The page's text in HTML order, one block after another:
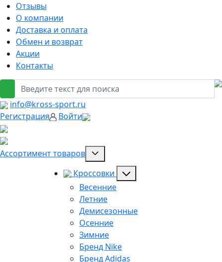
Отзывы
О компании
Доставка и оплата
Обмен и возврат
Акции
Контакты
info@kross-sport.ru
Регистрация
Войти
Ассортимент товаров
Кроссовки
Весенние
Летние
Демисезонные
Осенние
Зимние
Бренд Nike
Бренд Adidas